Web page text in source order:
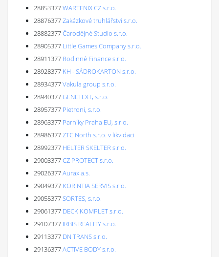
28853377WARTENIX CZ s.r.o.
28876377Zakázkové truhlářství s.r.o.
28882377Čarodějné Studio s.r.o.
28905377 Little Games Company s.r.o.
28911377 Rodinné Finance s.r.o.
28928377 KH - SÁDROKARTON s.r.o.
28934377Vakula group s.r.o.
28940377GENETEXT, s.r.o.
28957377 Pietroni, s.r.o.
28963377 Parníky Praha EU, s.r.o.
28986377ZTC North s.r.o. v likvidaci
28992377 HELTER SKELTER s.r.o.
29003377CZ PROTECT s.r.o.
29026377Aurax a.s.
29049377 KORINTIA SERVIS s.r.o.
29055377SORTES, s.r.o.
29061377 DECK KOMPLET s.r.o.
29107377 IRBIS REALITY s.r.o.
29113377 DN TRANS s.r.o.
29136377ACTIVE BODY s.r.o.